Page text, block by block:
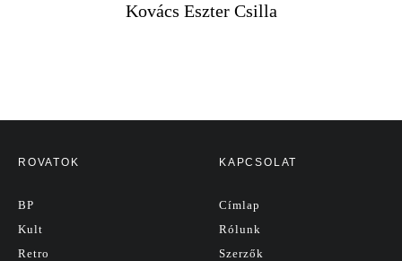
Kovács Eszter Csilla
ROVATOK
BP
Kult
Retro
KAPCSOLAT
Címlap
Rólunk
Szerzők